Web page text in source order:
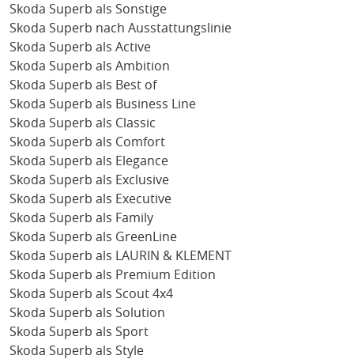
Skoda Superb als Sonstige
Skoda Superb nach Ausstattungslinie
Skoda Superb als Active
Skoda Superb als Ambition
Skoda Superb als Best of
Skoda Superb als Business Line
Skoda Superb als Classic
Skoda Superb als Comfort
Skoda Superb als Elegance
Skoda Superb als Exclusive
Skoda Superb als Executive
Skoda Superb als Family
Skoda Superb als GreenLine
Skoda Superb als LAURIN & KLEMENT
Skoda Superb als Premium Edition
Skoda Superb als Scout 4x4
Skoda Superb als Solution
Skoda Superb als Sport
Skoda Superb als Style